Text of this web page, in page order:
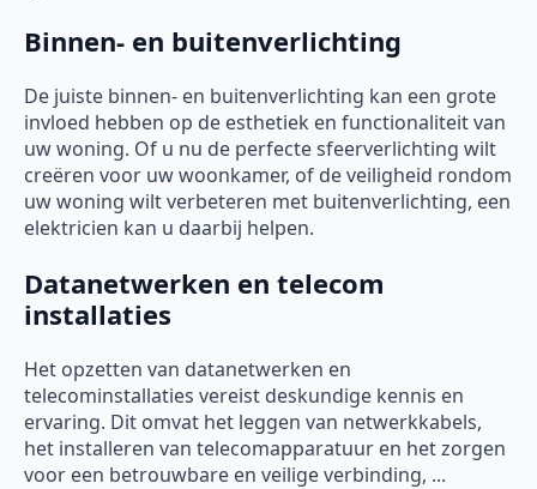
Binnen- en buitenverlichting
De juiste binnen- en buitenverlichting kan een grote
invloed hebben op de esthetiek en functionaliteit van
uw woning. Of u nu de perfecte sfeerverlichting wilt
creëren voor uw woonkamer, of de veiligheid rondom
uw woning wilt verbeteren met buitenverlichting, een
elektricien kan u daarbij helpen.
Datanetwerken en telecom
installaties
Het opzetten van datanetwerken en
telecominstallaties vereist deskundige kennis en
ervaring. Dit omvat het leggen van netwerkkabels,
het installeren van telecomapparatuur en het zorgen
voor een betrouwbare en veilige verbinding, ...